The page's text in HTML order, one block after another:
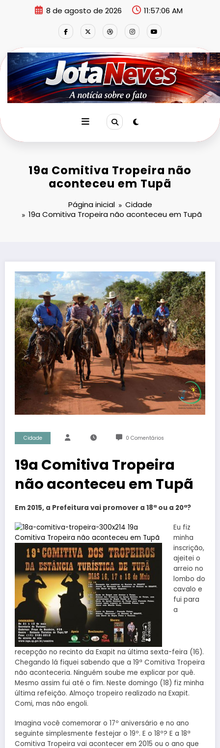
8 de agosto de 2026 11:57:06 AM
19a Comitiva Tropeira não
aconteceu em Tupã
Página inicial
Cidade
19a Comitiva Tropeira não aconteceu em Tupã
Cidade 0 Comentários
19a Comitiva Tropeira
não aconteceu em Tupã
Em 2015, a Prefeitura vai promover a 18ª ou a 20ª?
Eu fiz
minha
inscrição,
ajeitei o
arreio no
lombo do
cavalo e
fui para
a
recepção no recinto da Exapit na última sexta-feira (16).
Chegando lá fiquei sabendo que a 19ª Comitiva Tropeira
não aconteceria. Ninguém soube me explicar por quê.
Mesmo assim fui até o fim. Neste domingo (18) fiz minha
última refeição. Almoço tropeiro realizado na Exapit.
Comi, mas não engoli.
Imagina você comemorar o 17º aniversário e no ano
seguinte simplesmente festejar o 19º. E o 18º? E a 18ª
Comitiva Tropeira vai acontecer em 2015 ou o ano que